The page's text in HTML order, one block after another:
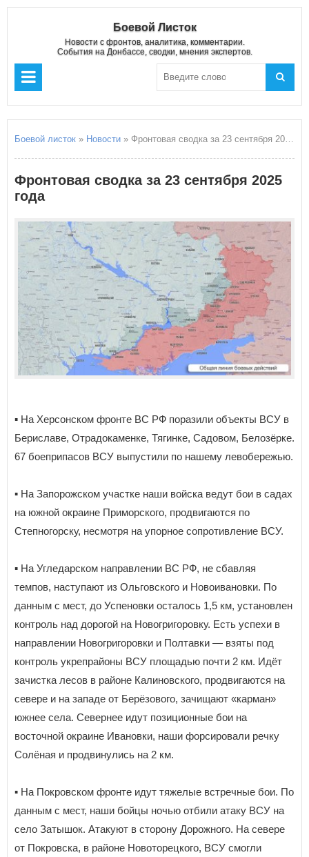
Боевой Листок
Новости с фронтов, аналитика, комментарии.
События на Донбассе, сводки, мнения экспертов.
Боевой листок » Новости » Фронтовая сводка за 23 сентября 2025 года
Фронтовая сводка за 23 сентября 2025
года
▪️ На Херсонском фронте ВС РФ поразили объекты ВСУ в
Бериславе, Отрадокаменке, Тягинке, Садовом, Белозёрке.
67 боеприпасов ВСУ выпустили по нашему левобережью.
▪️ На Запорожском участке наши войска ведут бои в садах
на южной окраине Приморского, продвигаются по
Степногорску, несмотря на упорное сопротивление ВСУ.
▪️ На Угледарском направлении ВС РФ, не сбавляя
темпов, наступают из Ольговского и Новоивановки. По
данным с мест, до Успеновки осталось 1,5 км, установлен
контроль над дорогой на Новогригоровку. Есть успехи в
направлении Новогригоровки и Полтавки — взяты под
контроль укрепрайоны ВСУ площадью почти 2 км. Идёт
зачистка лесов в районе Калиновского, продвигаются на
севере и на западе от Берёзового, зачищают «карман»
южнее села. Севернее идут позиционные бои на
восточной окраине Ивановки, наши форсировали речку
Солёная и продвинулись на 2 км.
▪️ На Покровском фронте идут тяжелые встречные бои. По
данным с мест, наши бойцы ночью отбили атаку ВСУ на
село Затышок. Атакуют в сторону Дорожного. На севере
от Покровска, в районе Новоторецкого, ВСУ смогли